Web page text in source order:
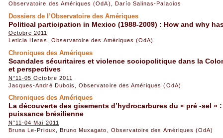
Observatoire des Amériques (OdA)
Darío Salinas-Palacios
Dossiers de l’Observatoire des Amériques
Political participation in Mexico (1988-2009) : How and why
Octobre 2011
Leticia Heras , Observatoire des Amériques (OdA)
Chroniques des Amériques
Scandales sécuritaires et violence sociopolitique dans la
et perspectives
N°11-05 Octobre 2011
Jacques-André Dubois
,Observatoire des Amériques (OdA)
Chroniques des Amériques
La découverte des gisements d’hydrocarbures du « pré -sel »
puissance brésilienne
N°11-04 Mai 2011
Bruna Le-Prioux
Bruno Muxagato Observatoire des Amériques (OdA)